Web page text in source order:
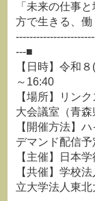
「未来の仕事
方で生きる、働
---■
【日時】令和
～16:40
【場所】リン
大会議室（青森
【開催方法】
デマンド配信予
【主催】日本
【共催】学校
立大学法人東北